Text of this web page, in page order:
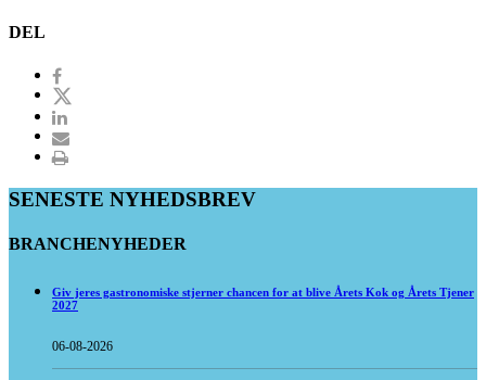
DEL
SENESTE NYHEDSBREV
BRANCHENYHEDER
Giv jeres gastronomiske stjerner chancen for at blive Årets Kok og Årets Tjener
2027
06-08-2026